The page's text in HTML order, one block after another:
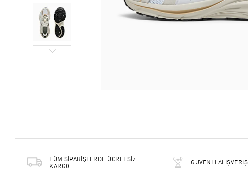
TÜM SİPARİŞLERDE ÜCRETSİZ
KARGO
GÜVENLİ ALIŞVERİŞ